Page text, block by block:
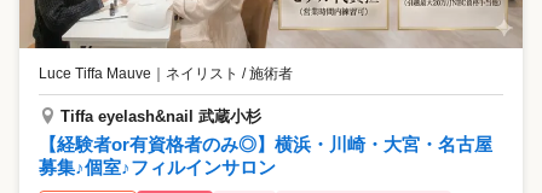
Luce Tiffa Mauve ネイリスト / 施術者
Tiffa eyelash&nail 武蔵小杉
【経験者or有資格者のみ◎】横浜・川崎・大宮・名古屋
募集♪個室♪フィルインサロン